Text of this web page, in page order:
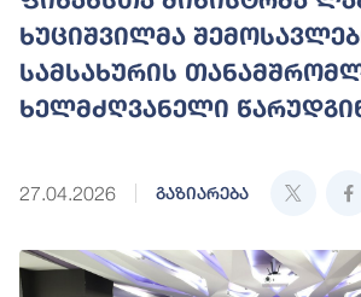
ხუციშვილმა
სამსახურის
ხელმძღვანელი
27.04.2026 გაზიარება